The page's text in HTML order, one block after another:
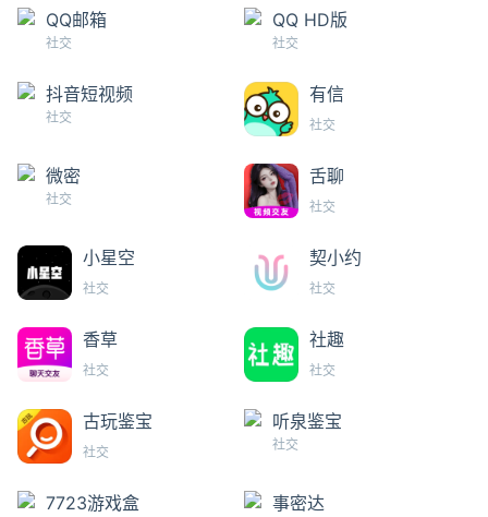
QQ邮箱
社交
QQ HD版
社交
抖音短视频
社交
有信
社交
微密
社交
舌聊
社交
小星空
社交
契小约
社交
香草
社交
社趣
社交
古玩鉴宝
社交
听泉鉴宝
社交
7723游戏盒 事密达